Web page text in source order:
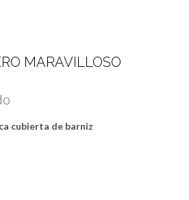
MARAVILLOSO
cubierta de barniz